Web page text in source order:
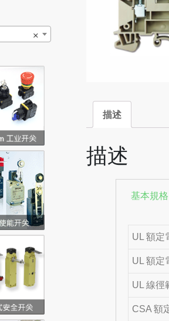
描述
描述
基本規格
UL 額定
UL 額定
UL 線徑
CSA 額
×